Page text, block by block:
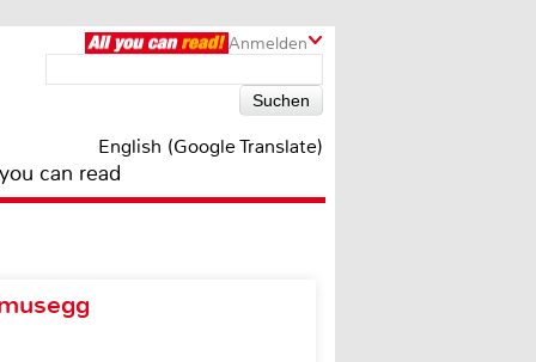
Anmelden
English (Google Translate)
can read